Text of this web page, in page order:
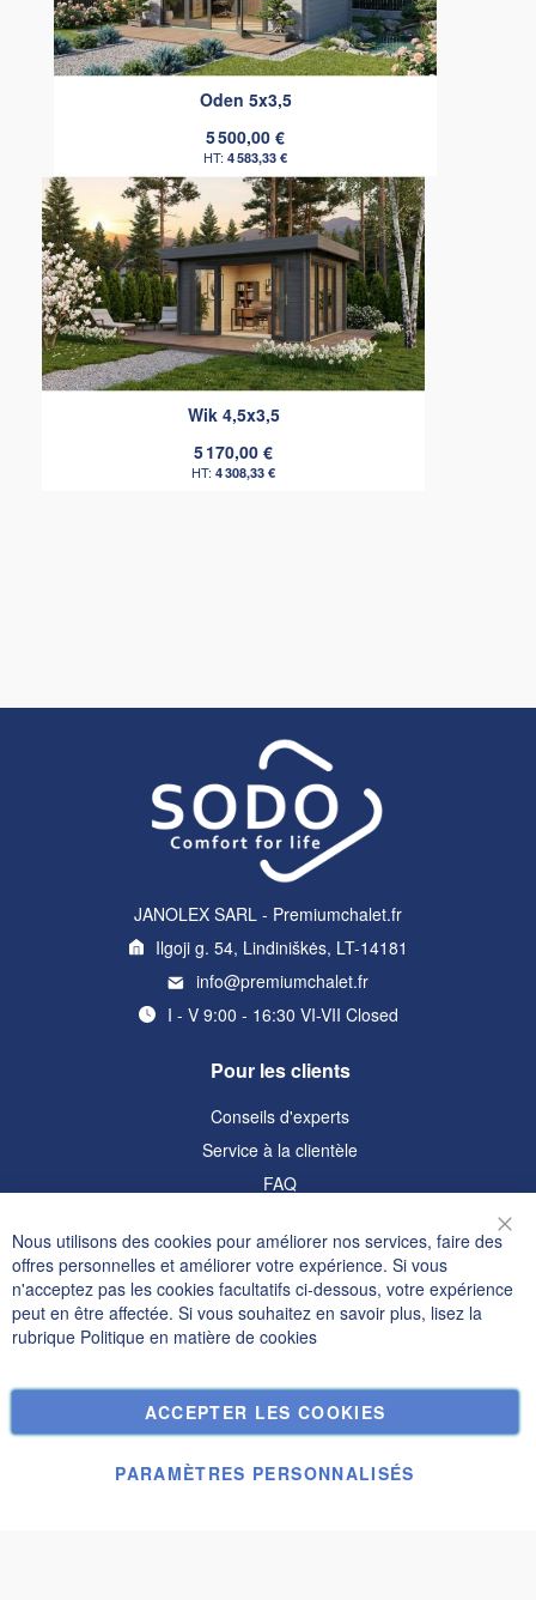
Oden 5x3,5
5 500,00 €
4 583,33 €
Wik 4,5x3,5
5 170,00 €
4 308,33 €
JANOLEX SARL - Premiumchalet.fr
Ilgoji g. 54, Lindiniškės, LT-14181
info@premiumchalet.fr
I - V 9:00 - 16:30 VI-VII Closed
Pour les clients
Conseils d'experts
Service à la clientèle
FAQ
Informations
Politique de confidentialité et cookies
Termes de recherche
Commandes et retours
Nous contacter
Nous utilisons des cookies pour améliorer nos services, faire des
offres personnelles et améliorer votre expérience. Si vous
n'acceptez pas les cookies facultatifs ci-dessous, votre expérience
peut en être affectée. Si vous souhaitez en savoir plus, lisez la
rubrique Politique en matière de cookies
ACCEPTER LES COOKIES
PARAMÈTRES PERSONNALISÉS